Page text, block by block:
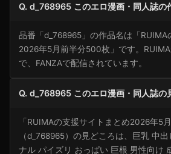
Q. d_768965 このエロ漫画・同人誌の
品番「d_768965」の作品名は「RUIMA
2026年5月前半分500枚」です。
で、FANZAで配信されています。
Q. d_768965 このエロ漫画・同人誌の
「RUIMAの支援サイトまとめ2026年5
（d_768965）の見どころは、巨乳 中
ナル パイズリ おっぱい 巨根 男性向け